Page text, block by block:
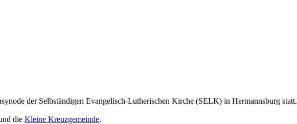
der Selbständigen Evangelisch-Lutherischen Kirche (SELK) in Hermannsburg statt.
die Kleine Kreuzgemeinde.